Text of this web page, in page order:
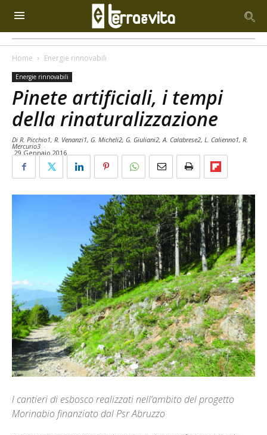
Home Energie rinnovabili
Energie rinnovabili
Pinete artificiali, i tempi
della rinaturalizzazione
Di R. Picchio1, R. Venanzi1, G. Micheli2, G. Giuliani2, A. Calabrese2, L. Calienno1, R.
Mercurio3 -
29 Gennaio 2016
l cantieri di esbosco realizzati nell’ambito del progetto
Morinabio finanziato dal Psr Abruzzo